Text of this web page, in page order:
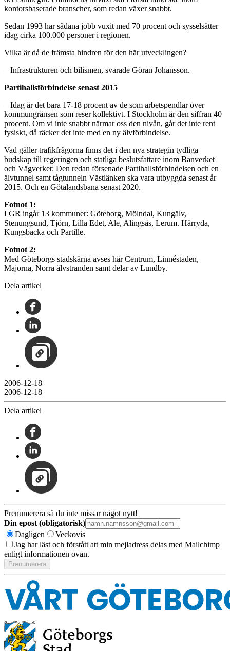
kontorsbaserade branscher, som redan växer snabbt.
Sedan 1993 har sådana jobb vuxit med 70 procent och sysselsätter
idag cirka 100.000 personer i regionen.
Vilka är då de främsta hindren för den här utvecklingen?
– Infrastrukturen och bilismen, svarade Göran Johansson.
Partihallsförbindelse senast 2015
– Idag är det bara 17-18 procent av de som arbetspendlar över
kommungränsen som reser kollektivt. I Stockholm är den siffran 40
procent. Om vi inte snabbt närmar oss den nivån, går det inte rent
fysiskt, då räcker det inte med en ny älvförbindelse.
Vad gäller trafikfrågorna finns det i den nya strategin tydliga
budskap till regeringen och statliga beslutsfattare inom Banverket
och Vägverket: Den redan försenade Partihallsförbindelsen och en
älvtunnel samt tågtunneln Västlänken ska vara utbyggda senast år
2015. Och en Götalandsbana senast 2020.
Fotnot 1:
I GR ingår 13 kommuner: Göteborg, Mölndal, Kungälv,
Stenungsund, Tjörn, Lilla Edet, Ale, Alingsås, Lerum. Härryda,
Kungsbacka och Partille.
Fotnot 2:
Med Göteborgs stadskärna avses här Centrum, Linnéstaden,
Majorna, Norra älvstranden samt delar av Lundby.
Dela artikel
2006-12-18
2006-12-18
Dela artikel
Prenumerera så du inte missar något nytt!
Din epost (obligatorisk)
Dagligen
Veckovis
Jag har läst och förstått att min mejladress delas med Mailchimp
enligt informationen ovan.